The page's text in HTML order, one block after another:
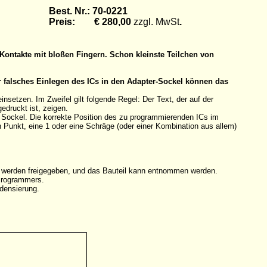
Best. Nr.: 70-0221
Preis: € 280,00 zzgl. MwSt.
mit bloßen Fingern. Schon kleinste Teilchen von
Einlegen des ICs in den Adapter-Sockel können das
Im Zweifel gilt folgende Regel: Der Text, der auf der
ist, zeigen.
Die korrekte Position des zu programmierenden ICs im
eine 1 oder eine Schräge (oder einer Kombination aus allem)
freigegeben, und das Bauteil kann entnommen werden.